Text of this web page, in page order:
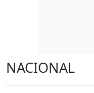
NACIONAL